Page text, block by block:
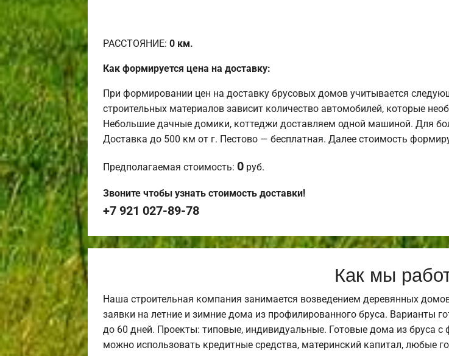
РАССТОЯНИЕ: 0 км.
Как формируется цена на доставку:
При формировании цен на доставку брусовых домов учитывается
строительных материалов зависит количество автомобилей, которые
Небольшие дачные домики, коттеджи доставляем одной машиной. Для
Доставка до 500 км от г. Пестово — бесплатная. Далее стоимость
Предполагаемая стоимость: 0 руб.
Звоните чтобы узнать стоимость доставки!
+7 921 027-89-78
Как мы
Наша строительная компания занимается возведением деревянных
заявки на летние и зимние дома из профилированного бруса. Варианты
до 60 дней. Проекты: типовые, индивидуальные. Готовые дома из бруса с
можно использовать кредитные средства, материнский капитал, любые